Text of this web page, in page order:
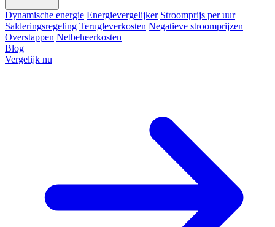
Dynamische energie Energievergelijker Stroomprijs per uur
Salderingsregeling Terugleverkosten Negatieve stroomprijzen
Overstappen Netbeheerkosten
Blog
Vergelijk nu